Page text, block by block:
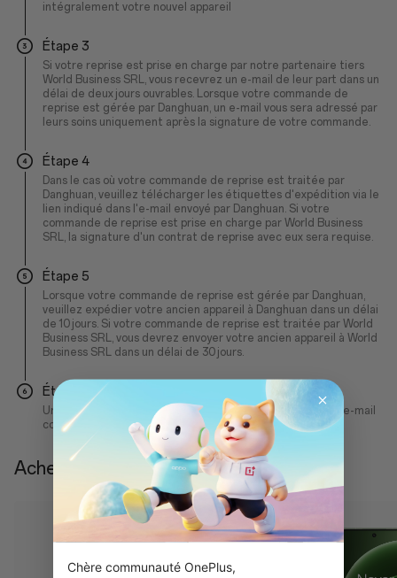
intégralement votre nouvel appareil
Étape 3
Si votre reprise est prise en charge par notre partenaire tiers
World Business SRL, vous recevrez un e-mail de leur part dans un
délai de deux jours ouvrables. Lorsque votre commande de
reprise est gérée par Danghuan, un e-mail vous sera adressé par
leurs soins uniquement après la signature de votre commande.
Étape 4
Dans le cas où votre commande de reprise est traitée par
Danghuan, veuillez télécharger les étiquettes d'expédition via le
lien indiqué dans l'e-mail envoyé par Danghuan. Si votre
commande de reprise est prise en charge par World Business
SRL, la signature d'un contrat de reprise avec eux sera requise.
Étape 5
Lorsque votre commande de reprise est gérée par Danghuan,
veuillez expédier votre ancien appareil à Danghuan dans un délai
de 10 jours. Si votre commande de reprise est traitée par World
Business SRL, vous devrez envoyer votre ancien appareil à World
Business SRL dans un délai de 30 jours.
Étape 6
Une fois votre ancien appareil inspecté, vous recevrez un e-mail
confirmant sa valeur et recevrez le crédit
Acheter avec la reprise
Chère communauté OnePlus,